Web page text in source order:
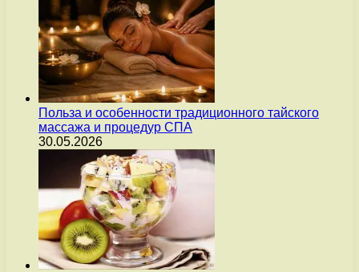
Польза и особенности традиционного тайского
массажа и процедур СПА
30.05.2026